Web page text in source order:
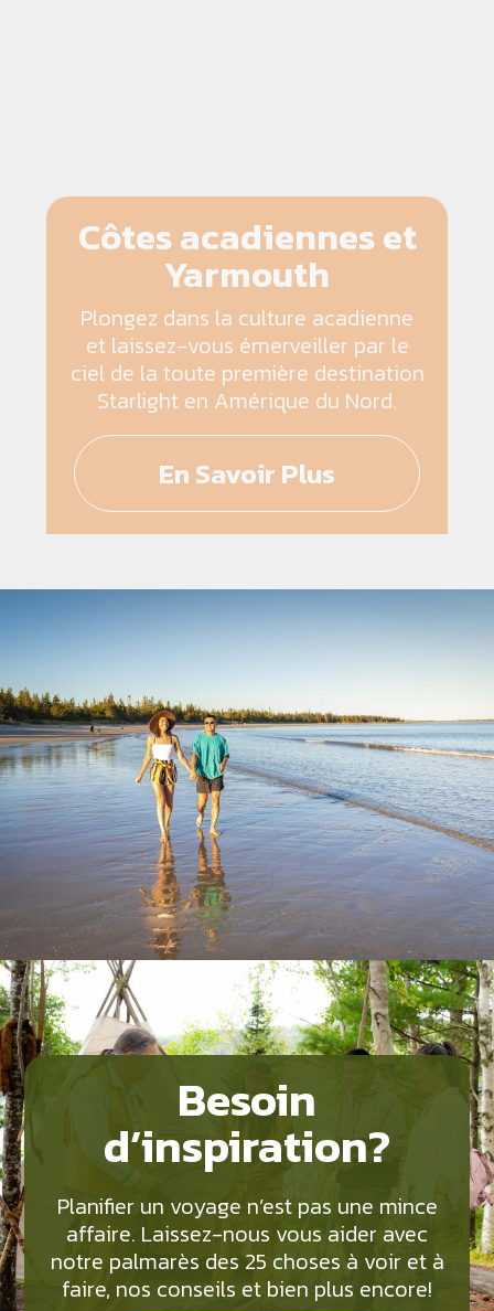
Côtes acadiennes et
Yarmouth
Plongez dans la culture acadienne
et laissez-vous émerveiller par le
ciel de la toute première destination
Starlight en Amérique du Nord.
En Savoir Plus
Besoin
d’inspiration?
Planifier un voyage n’est pas une mince
affaire. Laissez-nous vous aider avec
notre palmarès des 25 choses à voir et à
faire, nos conseils et bien plus encore!